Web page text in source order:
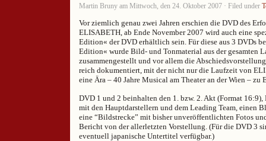
Martin Bruny am Mittwoch, den 24. Oktober 2007 · Filed under
Vor ziemlich genau zwei Jahren erschien die DVD des
ELISABETH, ab Ende November 2007 wird auch eine
Edition« der DVD erhältlich sein. Für diese aus 3 DVDs
Edition« wurde Bild- und Tonmaterial aus der gesamten
zusammengestellt und vor allem die
reich dokumentiert, mit der nicht nur die Laufzeit von
eine Ära – 40 Jahre Musical am Theater an der Wien – zu
DVD 1 und 2 beinhalten den 1. bzw. 2. Akt (Format
mit den Hauptdarstellern und dem Leading Team, einen
eine “Bildstrecke” mit bisher unveröffentlichten Fotos
Bericht von der allerletzten Vorstellung. (Für die DVD 3
eventuell japanische Untertitel verfügbar.)